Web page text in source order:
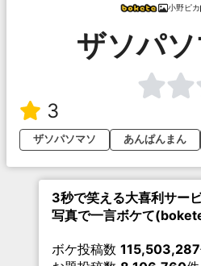
小野ピカ
ザソパソ
3
ザソパソマソ
あんぱんまん
3秒で笑える大喜利サー
写真で一言ボケて
ボケ投稿数 115,503,287